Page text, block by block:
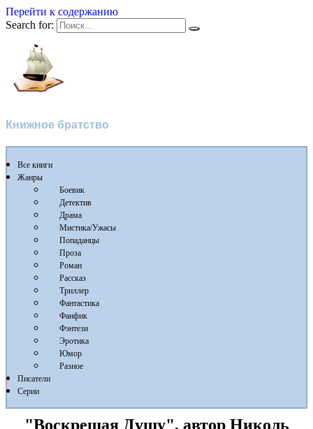
Перейти к содержанию
Search for:
Книжное братство
Все книги
Жанры
Боевик
Детектив
Драма
Мистика/Ужасы
Попаданцы
Проза
Роман
Рассказ
Триллер
Фантастика
Фанфик
Фэнтези
Эротика
Юмор
Разное
Писатели
Серии
"Воскрешая Душу", автор Николь